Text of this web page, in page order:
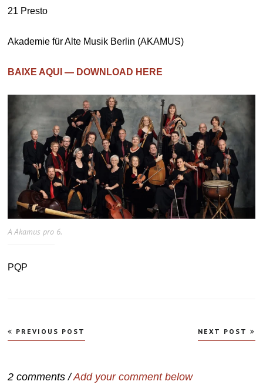
21 Presto
Akademie für Alte Musik Berlin (AKAMUS)
BAIXE AQUI — DOWNLOAD HERE
A Akamus pro 6.
PQP
Navegação
de
PREVIOUS POST NEXT POST
2 comments /Add your comment below